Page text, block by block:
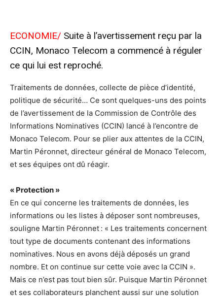
ECONOMIE/ Suite à l’avertissement reçu par la
CCIN, Monaco Telecom a commencé à réguler
ce qui lui est reproché.
Traitements de données, collecte de pièce d’identité,
politique de sécurité… Ce sont quelques-uns des points
de l’avertissement de la Commission de Contrôle des
Informations Nominatives (CCIN) lancé à l’encontre de
Monaco Telecom. Pour se plier aux attentes de la CCIN,
Martin Péronnet, directeur général de Monaco Telecom,
et ses équipes ont dû réagir.
« Protection »
En ce qui concerne les traitements de données, les
informations ou les listes à déposer sont nombreuses,
souligne Martin Péronnet : « Les traitements concernent
tout type de documents contenant des informations
nominatives. Nous en avons déjà déposés un grand
nombre. Et on continue sur cette voie avec la CCIN ».
Mais ce n’est pas tout bien sûr. Puisque Martin Péronnet
et ses collaborateurs planchent aussi sur une solution